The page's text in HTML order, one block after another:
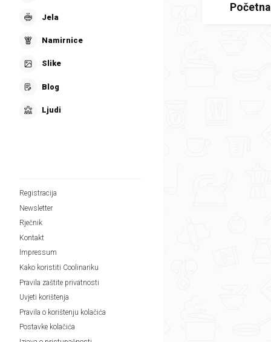
Jela
Namirnice
Slike
Blog
Ljudi
Registracija
Newsletter
Rječnik
Kontakt
Impressum
Kako koristiti Coolinariku
Pravila zaštite privatnosti
Uvjeti korištenja
Pravila o korištenju kolačića
Postavke kolačića
Početna